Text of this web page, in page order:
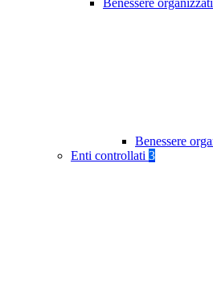
Benessere
Benessere
Enti controllati 3